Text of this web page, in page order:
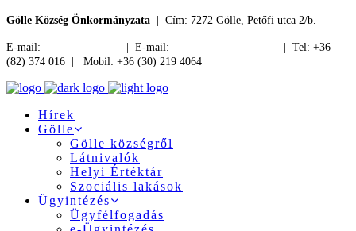
Gölle Község Önkormányzata | Cím: 7272 Gölle, Petőfi utca 2/b.
E-mail: | E-mail:
| Tel: +36
(82) 374 016 | Mobil: +36 (30) 219 4064
Hírek
Gölle
Gölle községről
Látnivalók
Helyi Értéktár
Szociális lakások
Ügyintézés
Ügyfélfogadás